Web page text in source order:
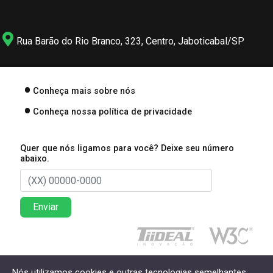
Rua Barão do Rio Branco, 323, Centro, Jaboticabal/SP
Conheça mais sobre nós
Conheça nossa política de privacidade
Quer que nós ligamos para você? Deixe seu número
abaixo.
Enviar
Direitos reservados à Lima Associados Contabilidade